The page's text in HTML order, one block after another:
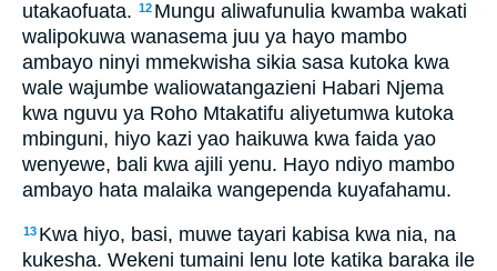
utakaofuata. 12 Mungu aliwafunulia kwamba wakati
walipokuwa wanasema juu ya hayo mambo
ambayo ninyi mmekwisha sikia sasa kutoka kwa
wale wajumbe waliowatangazieni Habari Njema
kwa nguvu ya Roho Mtakatifu aliyetumwa kutoka
mbinguni, hiyo kazi yao haikuwa kwa faida yao
wenyewe, bali kwa ajili yenu. Hayo ndiyo mambo
ambayo hata malaika wangependa kuyafahamu.
13 Kwa hiyo, basi, muwe tayari kabisa kwa nia, na
kukesha. Wekeni tumaini lenu lote katika baraka ile